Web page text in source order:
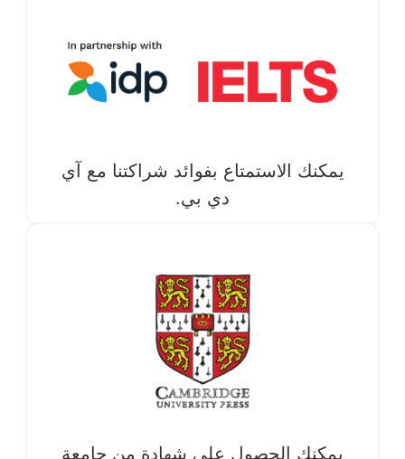
يمكنك الاستمتاع بفوائد شراكتنا مع آي
دي بي.
يمكنك الحصول على شهادة من جامعة